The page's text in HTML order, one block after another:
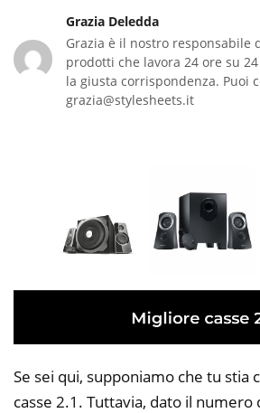
Grazia Deledda
Grazia è il nostro responsabile
prodotti che lavora 24 ore su
la giusta corrispondenza. Puoi
grazia@stylesheets.it
Se sei qui, supponiamo che tu stia
casse 2.1. Tuttavia, dato il numero